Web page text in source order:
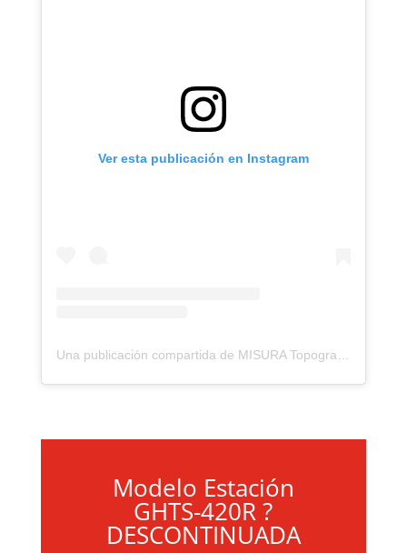
Ver esta publicación en Instagram
Modelo Estación
GHTS-420R ?
DESCONTINUADA